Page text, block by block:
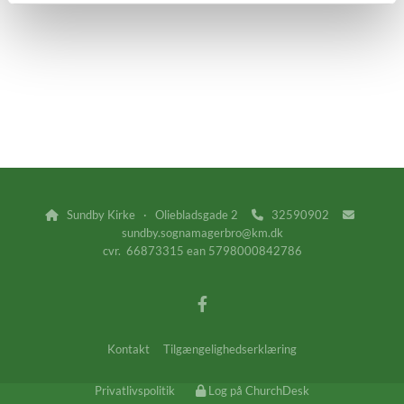
Sundby Kirke · Oliebladsgade 2 32590902 
sundby.sognamagerbro@km.dk
cvr. 66873315 ean 5798000842786
Kontakt Tilgængelighedserklæring
Privatlivspolitik Log på ChurchDesk